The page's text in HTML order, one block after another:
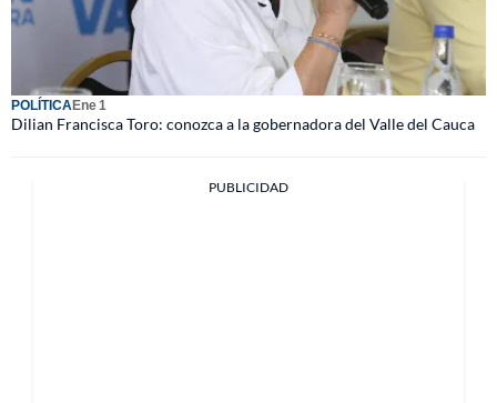
POLÍTICAEne 1
Dilian Francisca Toro: conozca a la gobernadora del Valle del Cauca
PUBLICIDAD